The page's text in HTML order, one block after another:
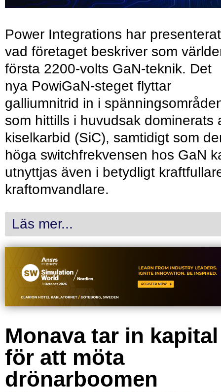
Power Integrations har presenterat
vad företaget beskriver som
första 2200-volts GaN-teknik. Det
nya PowiGaN-steget flyttar
galliumnitrid in i
som hittills i huvudsak dominerats
kiselkarbid (SiC), samtidigt som
höga switchfrekvensen hos GaN
utnyttjas även i betydligt
kraftomvandlare.
Läs mer...
Monava tar in kapital
för att möta
drönarboomen